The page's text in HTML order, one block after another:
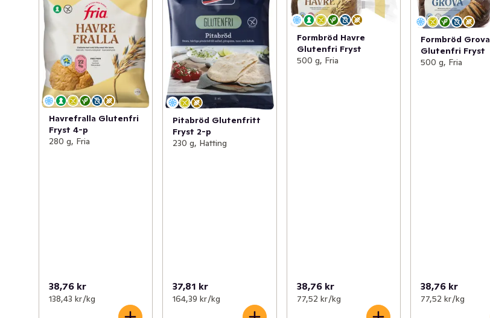
Havrefralla Glutenfri
Fryst 4-p
280 g, Fria
38,76 kr
138,43 kr /kg
Pitabröd Glutenfritt
Fryst 2-p
230 g, Hatting
37,81 kr
164,39 kr /kg
Formbröd Havre
Glutenfri Fryst
500 g, Fria
38,76 kr
77,52 kr /kg
Formbröd Grova
Glutenfri Fryst
500 g, Fria
38,76 kr
77,52 kr /kg